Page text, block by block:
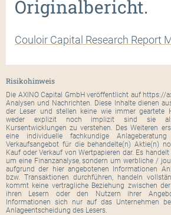
Originalbericht.
Couloir Capital Research Report
Risikohinweis
Die AXINO Capital GmbH veröffentlicht auf https://
Analysen und Nachrichten. Diese Inhalte dienen
der Leser und stellen keine wie immer geartete
weder explizit noch implizit sind sie als
Kursentwicklungen zu verstehen. Des Weiteren
eine individuelle fachkundige
Verkaufsangebot für die behandelte(n) Aktie(n)
Kauf oder Verkauf von Wertpapieren dar. Es
um eine Finanzanalyse, sondern um werbliche /
aufgrund der hier angebotenen Informationen
bzw. Transaktionen durchführen, handeln
kommt keine vertragliche Beziehung zwischen
ihren Lesern oder den Nutzern ihrer
Informationen sich nur auf das Unternehmen
Anlageentscheidung des Lesers.